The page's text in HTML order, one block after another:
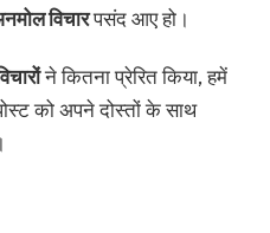
विचारपसंद आए हो।
ने कितना प्रेरित किया, हमें
को अपने दोस्तों के साथ